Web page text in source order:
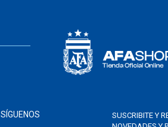
SÍGUENOS
SUSCRIBITE Y